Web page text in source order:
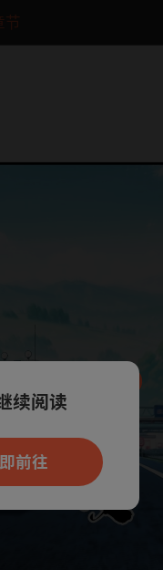
节
开App新用
续阅读
前往